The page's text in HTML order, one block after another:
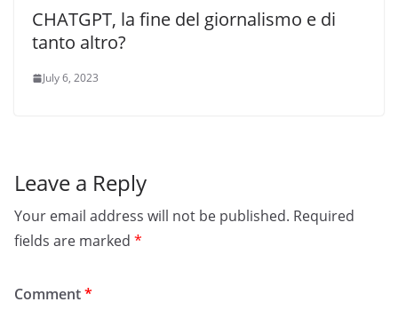
CHATGPT, la fine del giornalismo e di
tanto altro?
July 6, 2023
Leave a Reply
Your email address will not be published. Required
fields are marked *
Comment*